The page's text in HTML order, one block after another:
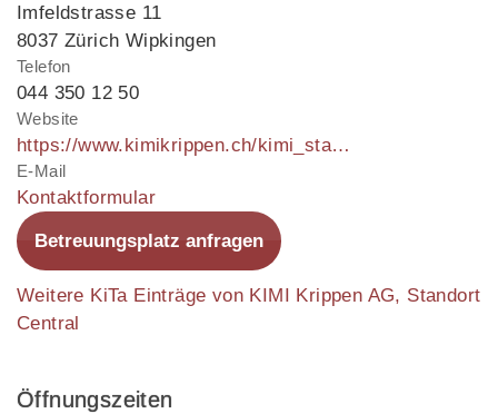
Imfeldstrasse 11
8037 Zürich Wipkingen
Telefon
044 350 12 50
Website
https://www.kimikrippen.ch/kimi_standort/kita-kimi-central/
E-Mail
Kontaktformular
Betreuungsplatz anfragen
Weitere KiTa Einträge von KIMI Krippen AG, Standort
Central
Öffnungszeiten